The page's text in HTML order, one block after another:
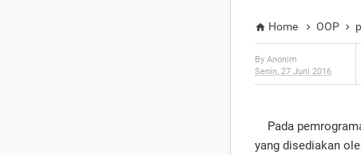
 Home  OOP 
By Anonim
Senin, 27 Juni 2016
Pada
yang disediakan